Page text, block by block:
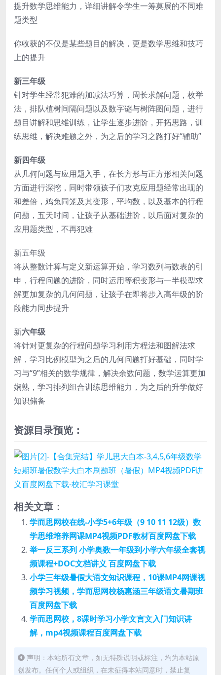
提升数学思维能力，详细讲解令学生一筹莫展的不同难
题类型
你收获的不仅是某些题目的解决，更是数学思维和技巧
上的提升
新三年级
针对学生经常犯难的加减法巧算，周长求解问题，枚举
法，排队植树间隔问题以及数字谜与树阵图问题，进行
题目讲解和思维训练，让学生逐步进阶，开拓思路，训
练思维，解决难题之外，为之后的学习之路打好“辅助”
新四年级
从几何问题与应用题入手，在长方形与正方形相关问题
方面进行深挖，同时带领孩子们攻克应用题经常出现的
和差倍，鸡兔同笼及其变形，平均数，以及基本的行程
问题，五天时间，让孩子从基础进阶，以后面对复杂的
应用题类型，不再犯难
新五年级
将从整数计算与定义新运算开始，学习数列与数表的引
申，行程问题的进阶，同时运用等积变形与一半模型求
解更加复杂的几何问题，让孩子在即将步入高年级的阶
段能力同步提升
新六年级
将针对更复杂的行程问题学习利用方程法和图解法求
解，学习比例模型为之后的几何问题打好基础，同时学
习与“9”相关的数学规律，解决余数问题，数学运算更加
娴熟，学习排列组合训练思维能力，为之后的升学做好
知识储备
资源目录预览：
相关文章：
学而思网校在线-小学5+6年级（9 10 11 12级）数
学思维培养网课MP4视频PDF教材百度网盘下载
举一反三系列 小学奥数一年级到小学六年级全套视
频课程+DOC文档讲义 百度网盘下载
小学三年级暑假大语文知识课程，10课MP4网课视
频学习视频，学而思网校杨惠涵三年级语文暑期班
百度网盘下载
学而思网校，8课时学习小学文言文入门知识讲
解，mp4视频课程百度网盘下载
声明：本站所有文章，如无特殊说明或标注，均为本站原
创发布。任何个人或组织，在未征得本站同意时，禁止复